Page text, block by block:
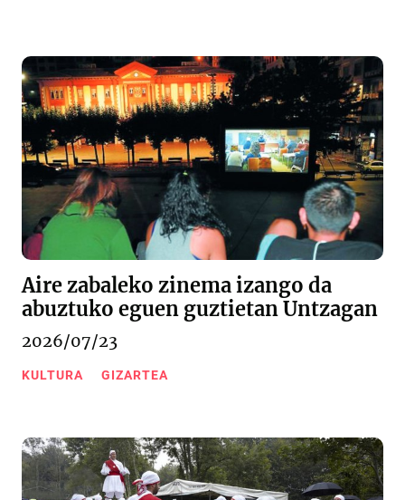
Aire zabaleko zinema izango da
abuztuko eguen guztietan Untzagan
2026/07/23
KULTURA GIZARTEA